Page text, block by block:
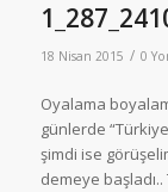
18 Nisan 2015 / 0
Oyalama
günlerde
şimdi ise
demeye